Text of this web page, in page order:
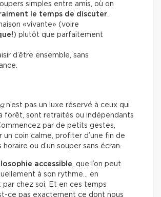
simples entre amis, où on
le temps de discuter.
«vivante» (voire
!) plutôt que parfaitement
d’être ensemble, sans
n’est pas un luxe réservé à ceux qui
forêt, sont retraités ou indépendants
par de petits gestes,
un coin calme, profiter d’une fin de
horaire ou d’un souper sans écran.
accessible, que l’on peut
à son rythme… en
par chez soi. Et en ces temps
ce pas exactement ce dont nous